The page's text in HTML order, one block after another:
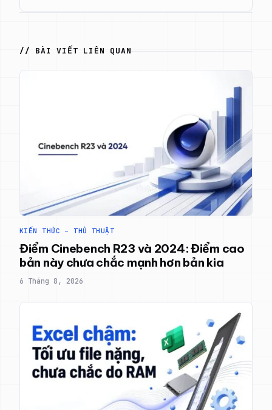
// BÀI VIẾT LIÊN QUAN
KIẾN THỨC – THỦ THUẬT
Điểm Cinebench R23 và 2024: Điểm cao
bản này chưa chắc mạnh hơn bản kia
6 Tháng 8, 2026